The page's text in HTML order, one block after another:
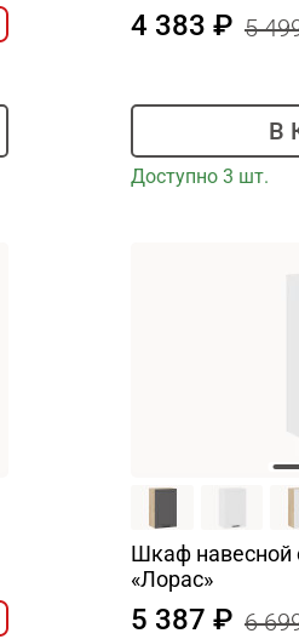
4 383 5
В
Доступно 3 шт.
Шкаф навесной
«Лорас»
5 387 6